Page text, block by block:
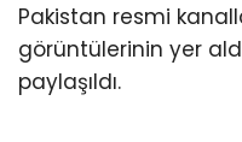
Pakistan resmi
görüntülerinin yer
paylaşıldı.